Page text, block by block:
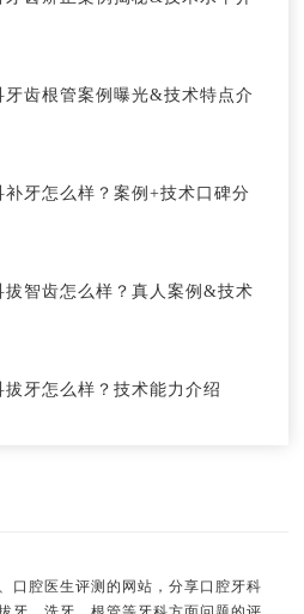
齿根管案例曝光&技术特点介
牙怎么样？案例+技术口碑分
智齿怎么样？真人案例&技术
牙怎么样？技术能力介绍
口腔医生评测的网站，分享口腔牙科